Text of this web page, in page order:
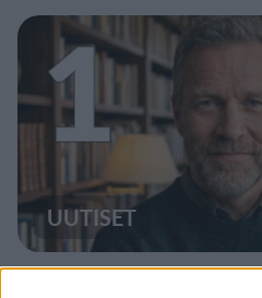
1
UUTISET